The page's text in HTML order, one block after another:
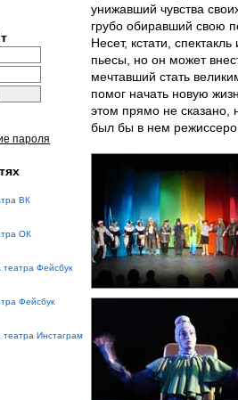
пароля
ВК
ОК
театра Фейсбук
Фейсбук
театра Инстаграм
унижавший чувства
грубо обиравший свою
Несет, кстати,
пьесы, но он может
мечтавший стать
помог начать новую
этом прямо не сказано,
был бы в нем